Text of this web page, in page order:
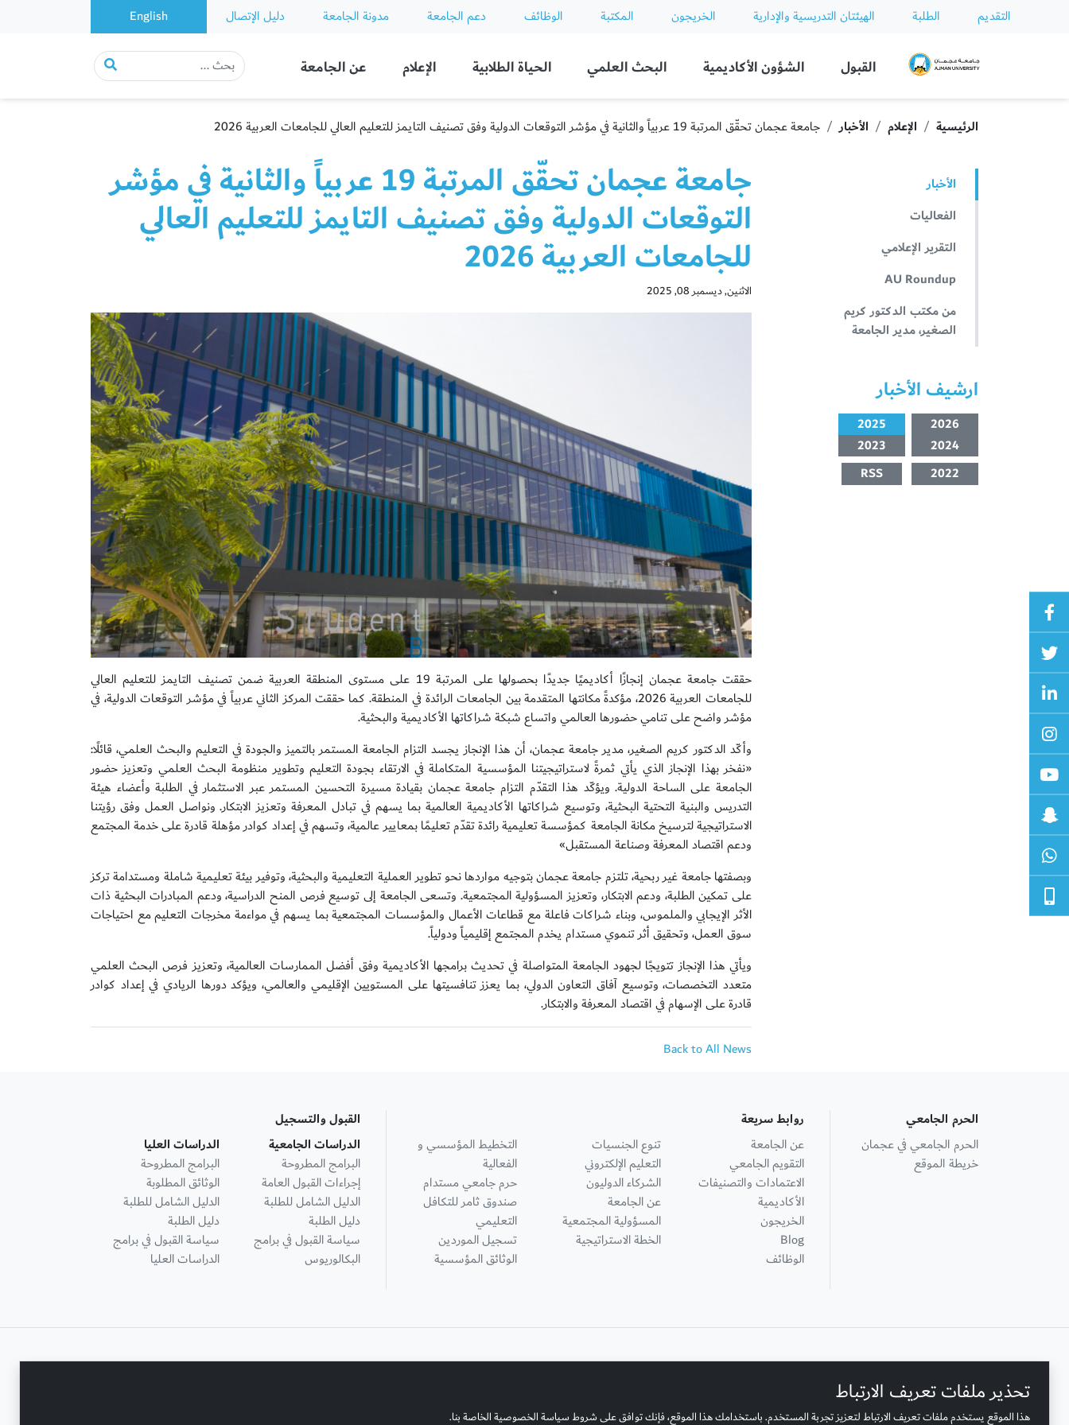
التقديم الطلبة الهيئتان التدريسية والإدارية الخريجون المكتبة الوظائف دعم الجامعة مدونة الجامعة دليل الإتصال English
Ajman University
القبول الشؤون الأكاديمية البحث العلمي الحياة الطلابية الإعلام عن الجامعة
الرئيسية الإعلام الأخبار جامعة عجمان تحقّق المرتبة 19 عربياً والثانية في مؤشر التوقعات الدولية وفق تصنيف التايمز للتعليم العالي للجامعات العربية 2026
الأخبار
الفعاليات
التقرير الإعلامي
AU Roundup
من مكتب الدكتور كريم
الصغير، مدير الجامعة
ارشيف الأخبار
2026
2025
2024
2023
2022
RSS
جامعة عجمان تحقّق المرتبة 19 عربياً والثانية في مؤشر
التوقعات الدولية وفق تصنيف التايمز للتعليم العالي
للجامعات العربية 2026
الاثنين, ديسمبر 08, 2025
حققت جامعة عجمان إنجازًا أكاديميًا جديدًا بحصولها على المرتبة 19 على مستوى المنطقة العربية ضمن تصنيف التايمز للتعليم العالي
للجامعات العربية 2026، مؤكدةً مكانتها المتقدمة بين الجامعات الرائدة في المنطقة. كما حققت المركز الثاني عربياً في مؤشر التوقعات الدولية، في
مؤشر واضح على تنامي حضورها العالمي واتساع شبكة شراكاتها الأكاديمية والبحثية.
وأكّد الدكتور كريم الصغير، مدير جامعة عجمان، أن هذا الإنجاز يجسد التزام الجامعة المستمر بالتميز والجودة في التعليم والبحث العلمي، قائلًا:
«نفخر بهذا الإنجاز الذي يأتي ثمرةً لاستراتيجيتنا المؤسسية المتكاملة في الارتقاء بجودة التعليم وتطوير منظومة البحث العلمي وتعزيز حضور
الجامعة على الساحة الدولية. ويؤكّد هذا التقدّم التزام جامعة عجمان بقيادة مسيرة التحسين المستمر عبر الاستثمار في الطلبة وأعضاء هيئة
التدريس والبنية التحتية البحثية، وتوسيع شراكاتها الأكاديمية العالمية بما يسهم في تبادل المعرفة وتعزيز الابتكار. ونواصل العمل وفق رؤيتنا
الاستراتيجية لترسيخ مكانة الجامعة كمؤسسة تعليمية رائدة تقدّم تعليمًا بمعايير عالمية، وتسهم في إعداد كوادر مؤهلة قادرة على خدمة المجتمع
ودعم اقتصاد المعرفة وصناعة المستقبل»
وبصفتها جامعة غير ربحية، تلتزم جامعة عجمان بتوجيه مواردها نحو تطوير العملية التعليمية والبحثية، وتوفير بيئة تعليمية شاملة ومستدامة تركز
على تمكين الطلبة، ودعم الابتكار، وتعزيز المسؤولية المجتمعية. وتسعى الجامعة إلى توسيع فرص المنح الدراسية، ودعم المبادرات البحثية ذات
الأثر الإيجابي والملموس، وبناء شراكات فاعلة مع قطاعات الأعمال والمؤسسات المجتمعية بما يسهم في مواءمة مخرجات التعليم مع احتياجات
سوق العمل، وتحقيق أثر تنموي مستدام يخدم المجتمع إقليمياً ودولياً.
ويأتي هذا الإنجاز تتويجًا لجهود الجامعة المتواصلة في تحديث برامجها الأكاديمية وفق أفضل الممارسات العالمية، وتعزيز فرص البحث العلمي
متعدد التخصصات، وتوسيع آفاق التعاون الدولي، بما يعزز تنافسيتها على المستويين الإقليمي والعالمي، ويؤكد دورها الريادي في إعداد كوادر
قادرة على الإسهام في اقتصاد المعرفة والابتكار.
Back to All News
تحذير ملفات تعريف الارتباط
هذا الموقع يستخدم ملفات تعريف الارتباط لتعزيز تجربة المستخدم. باستخدامك هذا الموقع، فإنك توافق على شروط سياسة الخصوصية الخاصة بنا.
الحرم الجامعي
الحرم الجامعي في عجمان
خريطة الموقع
روابط سريعة
عن الجامعة
التقويم الجامعي
الاعتمادات والتصنيفات
الأكاديمية
الخريجون
Blog
الوظائف
تنوع الجنسيات
التعليم الإلكتروني
الشركاء الدوليون
عن الجامعة
المسؤولية المجتمعية
الخطة الاستراتيجية
التخطيط المؤسسي و
الفعالية
حرم جامعي مستدام
صندوق ثامر للتكافل
التعليمي
تسجيل الموردين
الوثائق المؤسسية
القبول والتسجيل
الدراسات الجامعية
البرامج المطروحة
إجراءات القبول العامة
الدليل الشامل للطلبة
دليل الطلبة
سياسة القبول في برامج
البكالوريوس
الدراسات العليا
البرامج المطروحة
الوثائق المطلوبة
الدليل الشامل للطلبة
دليل الطلبة
سياسة القبول في برامج
الدراسات العليا